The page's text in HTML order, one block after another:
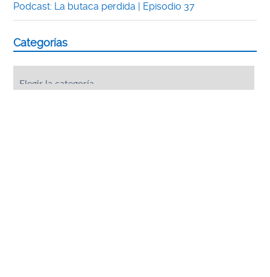
Podcast: La butaca perdida | Episodio 37
Categorías